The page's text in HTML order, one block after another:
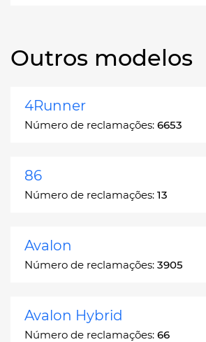
Outros modelos
4Runner
Número de reclamações: 6653
86
Número de reclamações: 13
Avalon
Número de reclamações: 3905
Avalon Hybrid
Número de reclamações: 66